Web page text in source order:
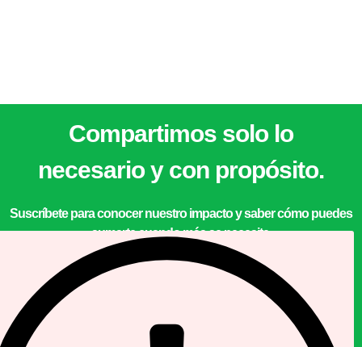
Compartimos solo lo
necesario y con propósito.
Suscríbete para conocer nuestro impacto y saber cómo puedes
sumarte cuando más se necesita.